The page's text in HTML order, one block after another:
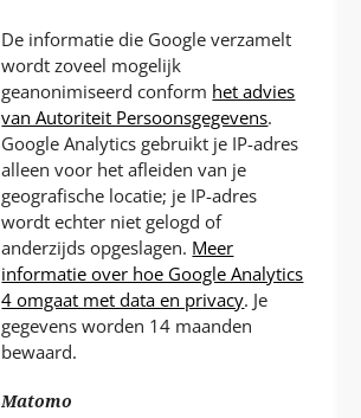
De informatie die Google verzamelt
wordt zoveel mogelijk
geanonimiseerd conform het advies
van Autoriteit Persoonsgegevens.
Google Analytics gebruikt je IP-adres
alleen voor het afleiden van je
geografische locatie; je IP-adres
wordt echter niet gelogd of
anderzijds opgeslagen. Meer
informatie over hoe Google Analytics
4 omgaat met data en privacy. Je
gegevens worden 14 maanden
bewaard.
Matomo